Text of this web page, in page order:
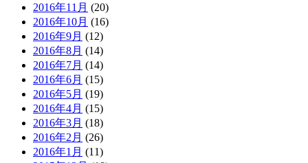
2016年11月 (20)
2016年10月 (16)
2016年9月 (12)
2016年8月 (14)
2016年7月 (14)
2016年6月 (15)
2016年5月 (19)
2016年4月 (15)
2016年3月 (18)
2016年2月 (26)
2016年1月 (11)